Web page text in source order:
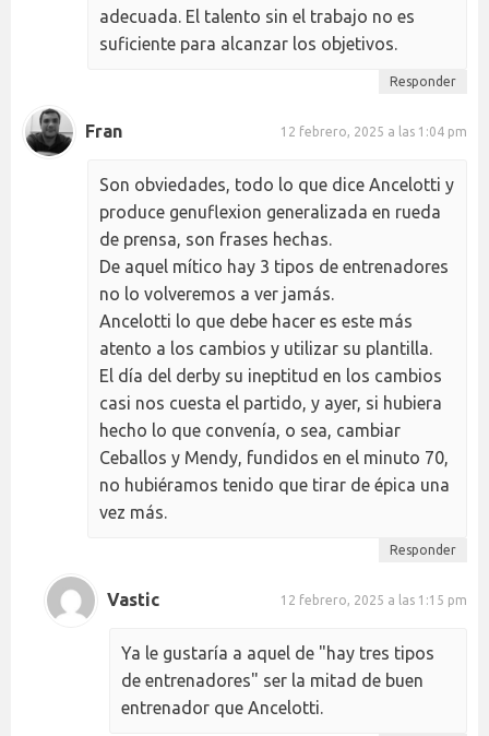
adecuada. El talento sin el trabajo no es
suficiente para alcanzar los objetivos.
Responder
Fran 12 febrero, 2025 a las 1:04 pm
Son obviedades, todo lo que dice Ancelotti y
produce genuflexion generalizada en rueda
de prensa, son frases hechas.
De aquel mítico hay 3 tipos de entrenadores
no lo volveremos a ver jamás.
Ancelotti lo que debe hacer es este más
atento a los cambios y utilizar su plantilla.
El día del derby su ineptitud en los cambios
casi nos cuesta el partido, y ayer, si hubiera
hecho lo que convenía, o sea, cambiar
Ceballos y Mendy, fundidos en el minuto 70,
no hubiéramos tenido que tirar de épica una
vez más.
Responder
Vastic 12 febrero, 2025 a las 1:15 pm
Ya le gustaría a aquel de "hay tres tipos
de entrenadores" ser la mitad de buen
entrenador que Ancelotti.